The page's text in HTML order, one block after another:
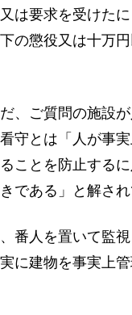
は要求を受けた
の懲役又は十万
、ご質問の施設
守とは「人が事
ことを防止する
である」と解され
番人を置いて監
に建物を事実上